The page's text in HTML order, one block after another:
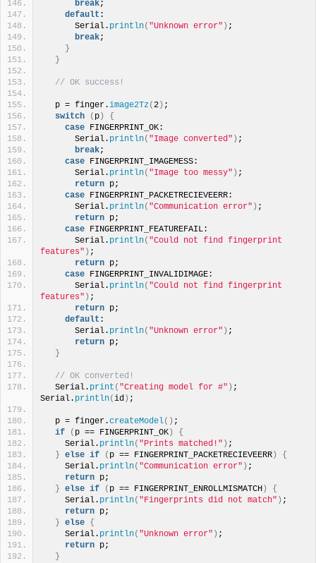
break;
default :
      Serial.
println( "Unknown error" ) ;
break;
}
}
// OK success!
  p = finger.
image2Tz(2 ) ;
switch
( p )
{
case FINGERPRINT_OK:
      Serial.
println( "Image converted" ) ;
break;
case FINGERPRINT_IMAGEMESS:
      Serial.
println( "Image too messy" ) ;
return p;
case FINGERPRINT_PACKETRECIEVEERR:
      Serial.
println( "Communication error" ) ;
return p;
case FINGERPRINT_FEATUREFAIL:
      Serial.
println( "Could not find fingerprint
features" ) ;
return p;
case FINGERPRINT_INVALIDIMAGE:
      Serial.
println( "Could not find fingerprint
features" ) ;
return p;
default :
      Serial.
println( "Unknown error" ) ;
return p;
}
// OK converted!
  Serial.
print ( "Creating model for #" ) ;
Serial. println(id ) ;
  p = finger.
createModel() ;
if
( p == FINGERPRINT_OK )
{
    Serial.
println( "Prints matched!" ) ;
} else if ( p == FINGERPRINT_PACKETRECIEVEERR )
{
    Serial.
println( "Communication error" ) ;
return p;
} else if ( p == FINGERPRINT_ENROLLMISMATCH )
{
    Serial.
println( "Fingerprints did not match" ) ;
return p;
} else {
    Serial.
println( "Unknown error" ) ;
return p;
}